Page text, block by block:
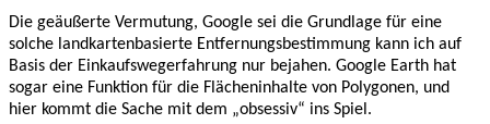
Die geäußerte Vermutung, Google sei die Grundlage für eine
solche landkartenbasierte Entfernungsbestimmung kann ich auf
Basis der Einkaufswegerfahrung nur bejahen. Google Earth hat
sogar eine Funktion für die Flächeninhalte von Polygonen, und
hier kommt die Sache mit dem „obsessiv“ ins Spiel.